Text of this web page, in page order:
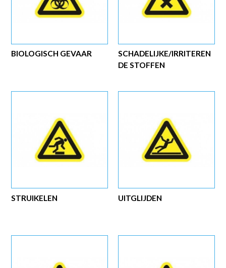
SCHADELIJKE/IRRITEREN
DE STOFFEN
BIOLOGISCH GEVAAR
UITGLIJDEN
STRUIKELEN